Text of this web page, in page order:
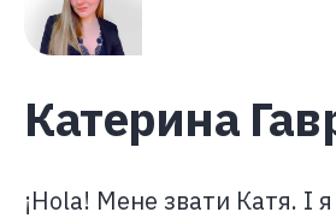
Катерина
¡Hola! Мене звати Катя. І